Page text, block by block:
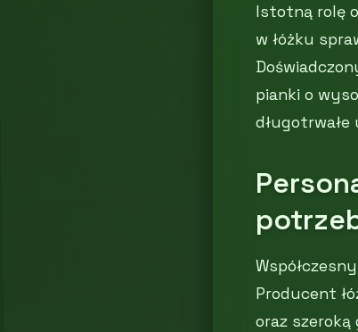
Istotną rolę
w łóżku
pianki o
Producent
oraz szeroką